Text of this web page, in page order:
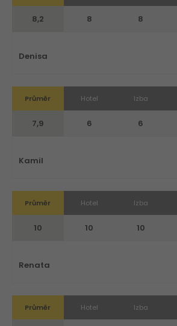
8,2 8 8
Denisa
Průměr
7,9
Hotel
6
Izba
6
Kamil
Průměr
10
Hotel
10
Izba
10
Renata
Průměr Hotel Izba